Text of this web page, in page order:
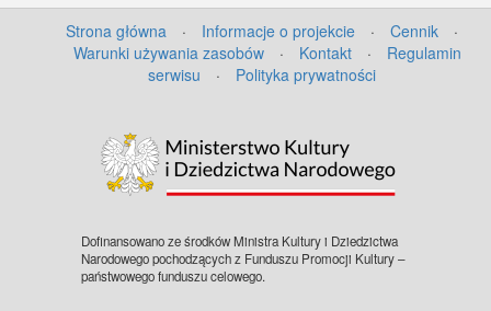
Strona główna · Informacje o projekcie · Cennik
·
Warunki używania zasobów
· Kontakt ·
Regulamin
serwisu
· Polityka prywatności
Dofinansowano ze środków Ministra Kultury i Dziedzictwa
Narodowego pochodzących z Funduszu Promocji Kultury –
państwowego funduszu celowego.